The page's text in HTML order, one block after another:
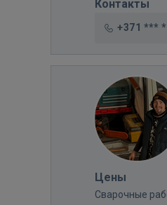
Контакты
+371 ***
Цены
Сварочные